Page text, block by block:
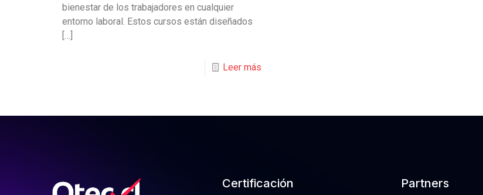
bienestar de los trabajadores en cualquier
entorno laboral. Estos cursos están diseñados
[…]
Leer más
Certificación Partners